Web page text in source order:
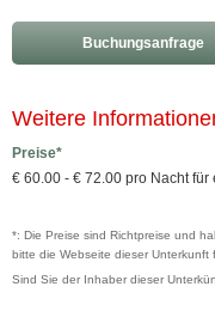
Buchungsanfrage
Weitere
Preise*
€ 60.00 - € 72.00 pro Nacht
*: Die Preise sind Richtpreise und
bitte die Webseite dieser Unterkunft
Sind Sie der Inhaber dieser